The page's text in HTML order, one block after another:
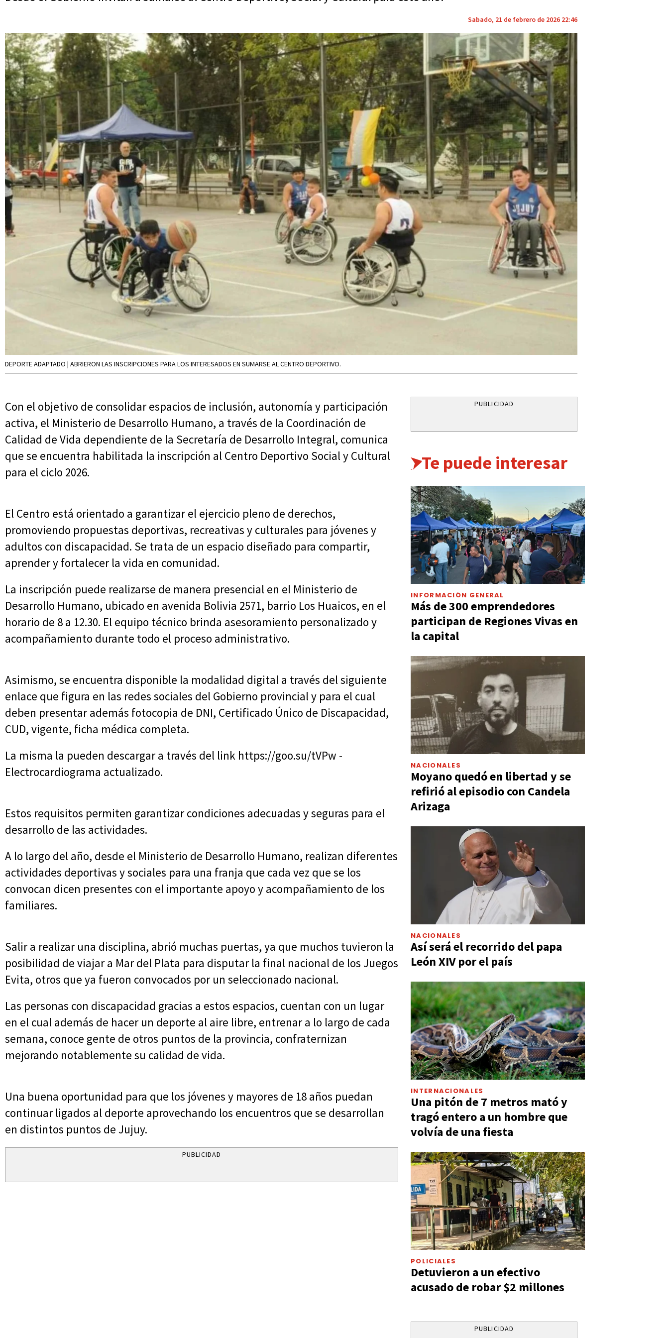
Sabado, 21 de febrero de 2026 22:46
DEPORTE ADAPTADO | ABRIERON LAS INSCRIPCIONES PARA LOS INTERESADOS EN SUMARSE AL CENTRO DEPORTIVO.
Con el objetivo de consolidar espacios de inclusión, autonomía y participación
activa, el Ministerio de Desarrollo Humano, a través de la Coordinación de
Calidad de Vida dependiente de la Secretaría de Desarrollo Integral, comunica
que se encuentra habilitada la inscripción al Centro Deportivo Social y Cultural
para el ciclo 2026.
El Centro está orientado a garantizar el ejercicio pleno de derechos,
promoviendo propuestas deportivas, recreativas y culturales para jóvenes y
adultos con discapacidad. Se trata de un espacio diseñado para compartir,
aprender y fortalecer la vida en comunidad.
La inscripción puede realizarse de manera presencial en el Ministerio de
Desarrollo Humano, ubicado en avenida Bolivia 2571, barrio Los Huaicos, en el
horario de 8 a 12.30. El equipo técnico brinda asesoramiento personalizado y
acompañamiento durante todo el proceso administrativo.
Asimismo, se encuentra disponible la modalidad digital a través del siguiente
enlace que figura en las redes sociales del Gobierno provincial y para el cual
deben presentar además fotocopia de DNI, Certificado Único de Discapacidad,
CUD, vigente, ficha médica completa.
La misma la pueden descargar a través del link https://goo.su/tVPw -
Electrocardiograma actualizado.
Estos requisitos permiten garantizar condiciones adecuadas y seguras para el
desarrollo de las actividades.
A lo largo del año, desde el Ministerio de Desarrollo Humano, realizan diferentes
actividades deportivas y sociales para una franja que cada vez que se los
convocan dicen presentes con el importante apoyo y acompañamiento de los
familiares.
Salir a realizar una disciplina, abrió muchas puertas, ya que muchos tuvieron la
posibilidad de viajar a Mar del Plata para disputar la final nacional de los Juegos
Evita, otros que ya fueron convocados por un seleccionado nacional.
Las personas con discapacidad gracias a estos espacios, cuentan con un lugar
en el cual además de hacer un deporte al aire libre, entrenar a lo largo de cada
semana, conoce gente de otros puntos de la provincia, confraternizan
mejorando notablemente su calidad de vida.
Una buena oportunidad para que los jóvenes y mayores de 18 años puedan
continuar ligados al deporte aprovechando los encuentros que se desarrollan
en distintos puntos de Jujuy.
PUBLICIDAD
PUBLICIDAD
Te puede interesar
INFORMACIÓN GENERAL
Más de 300 emprendedores
participan de Regiones Vivas en
la capital
NACIONALES
Moyano quedó en libertad y se
refirió al episodio con Candela
Arizaga
NACIONALES
Así será el recorrido del papa
León XIV por el país
INTERNACIONALES
Una pitón de 7 metros mató y
tragó entero a un hombre que
volvía de una fiesta
POLICIALES
Detuvieron a un efectivo
acusado de robar $2 millones
PUBLICIDAD